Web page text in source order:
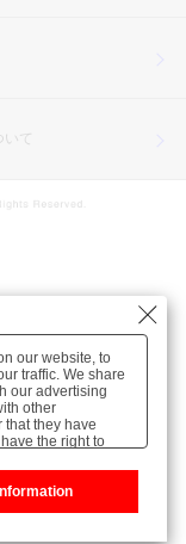
て
our website, to
traffic. We share
our advertising
other
that they have
the right to
Information] to
Privacy Policy